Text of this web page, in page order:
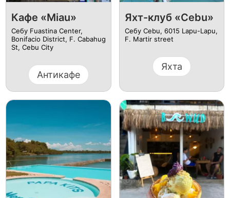
Кафе «Miau»
Себу Fuastina Center,
Bonifacio District, F. Cabahug
St, Cebu City
Антикафе
Яхт-клуб «Cebu»
Себу Cebu, 6015 Lapu-Lapu,
F. Martir street
Яхта